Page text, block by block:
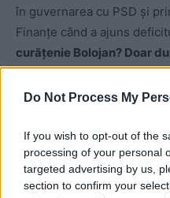
Do Not Process My
If you wish to opt-out of the
processing of your personal
targeted advertising by us,
section to confirm your
în guvernarea cu PSD și
Finanțe când a ajuns
curățenie Bolojan? Doar
Când am negociat
unul, în esență, liberal
programul PNL și nu
al PNL. Erau fantezii în